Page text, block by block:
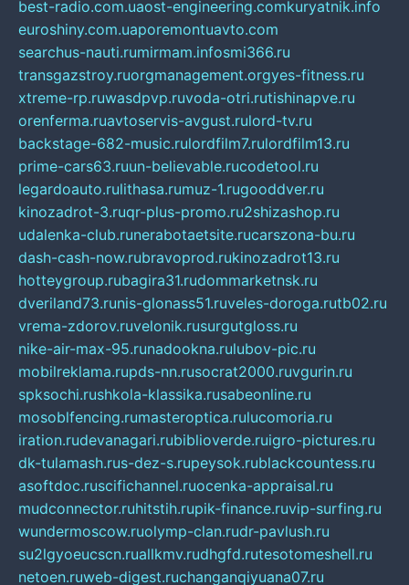
best-radio.com.uaost-engineering.comkuryatnik.info
euroshiny.com.uaporemontuavto.com
searchus-nauti.rumirmam.infosmi366.ru
transgazstroy.ruorgmanagement.orgyes-fitness.ru
xtreme-rp.ruwasdpvp.ruvoda-otri.rutishinapve.ru
orenferma.ruavtoservis-avgust.rulord-tv.ru
backstage-682-music.rulordfilm7.rulordfilm13.ru
prime-cars63.ruun-believable.rucodetool.ru
legardoauto.rulithasa.rumuz-1.rugooddver.ru
kinozadrot-3.ruqr-plus-promo.ru2shizashop.ru
udalenka-club.runerabotaetsite.rucarszona-bu.ru
dash-cash-now.rubravoprod.rukinozadrot13.ru
hotteygroup.rubagira31.rudommarketnsk.ru
dveriland73.runis-glonass51.ruveles-doroga.rutb02.ru
vrema-zdorov.ruvelonik.rusurgutgloss.ru
nike-air-max-95.runadookna.rulubov-pic.ru
mobilreklama.rupds-nn.rusocrat2000.ruvgurin.ru
spksochi.rushkola-klassika.rusabeonline.ru
mosoblfencing.rumasteroptica.rulucomoria.ru
iration.rudevanagari.rubiblioverde.ruigro-pictures.ru
dk-tulamash.rus-dez-s.rupeysok.rublackcountess.ru
asoftdoc.ruscifichannel.ruocenka-appraisal.ru
mudconnector.ruhitstih.rupik-finance.ruvip-surfing.ru
wundermoscow.ruolymp-clan.rudr-pavlush.ru
su2lgyoeucscn.ruallkmv.rudhgfd.rutesotomeshell.ru
netoen.ruweb-digest.ruchanganqiyuana07.ru